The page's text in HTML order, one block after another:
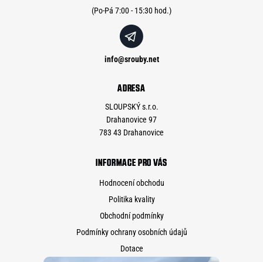
info@srouby.net
ADRESA
SLOUPSKÝ s.r.o.
Drahanovice 97
783 43 Drahanovice
INFORMACE PRO VÁS
Hodnocení obchodu
Politika kvality
Obchodní podmínky
Podmínky ochrany osobních údajů
Dotace